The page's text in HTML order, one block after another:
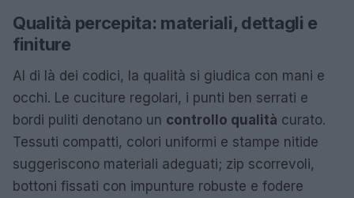
Qualità percepita: materiali, dettagli e
finiture
Al di là dei codici, la qualità si giudica con mani e
occhi. Le cuciture regolari, i punti ben serrati e
bordi puliti denotano un controllo qualità curato.
Tessuti compatti, colori uniformi e stampe nitide
suggeriscono materiali adeguati; zip scorrevoli,
bottoni fissati con impunture robuste e fodere